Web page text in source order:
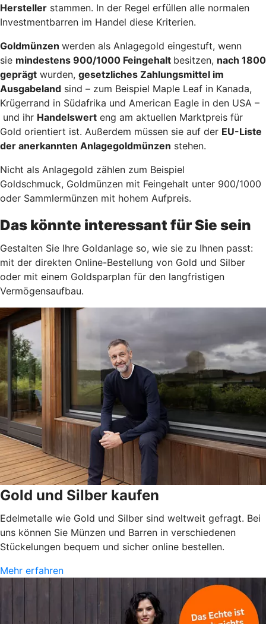
Hersteller stammen. In der Regel erfüllen alle normalen
Investmentbarren im Handel diese Kriterien.
Goldmünzen werden als Anlagegold eingestuft, wenn
sie mindestens 900/1000 Feingehalt besitzen, nach 1800
geprägt wurden, gesetzliches Zahlungsmittel im
Ausgabeland sind – zum Beispiel Maple Leaf in Kanada,
Krügerrand in Südafrika und American Eagle in den USA –
und ihr Handelswert eng am aktuellen Marktpreis für
Gold orientiert ist. Außerdem müssen sie auf der EU-Liste
der anerkannten Anlagegoldmünzen stehen.
Nicht als Anlagegold zählen zum Beispiel
Goldschmuck, Goldmünzen mit Feingehalt unter 900/1000
oder Sammlermünzen mit hohem Aufpreis.
Das könnte interessant für Sie sein
Gestalten Sie Ihre Goldanlage so, wie sie zu Ihnen passt:
mit der direkten Online-Bestellung von Gold und Silber
oder mit einem Goldsparplan für den langfristigen
Vermögensaufbau.
Gold und Silber kaufen
Edelmetalle wie Gold und Silber sind weltweit gefragt. Bei
uns können Sie Münzen und Barren in verschiedenen
Stückelungen bequem und sicher online bestellen.
Mehr erfahren